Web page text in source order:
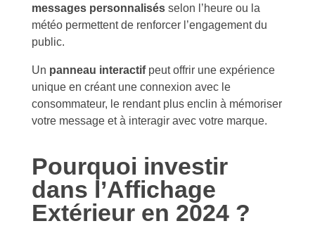
messages personnalisés selon l’heure ou la
météo permettent de renforcer l’engagement du
public.
Un panneau interactifpeut offrir une expérience
unique en créant une connexion avec le
consommateur, le rendant plus enclin à mémoriser
votre message et à interagir avec votre marque.
Pourquoi investir
dans l’Affichage
Extérieur en 2024 ?